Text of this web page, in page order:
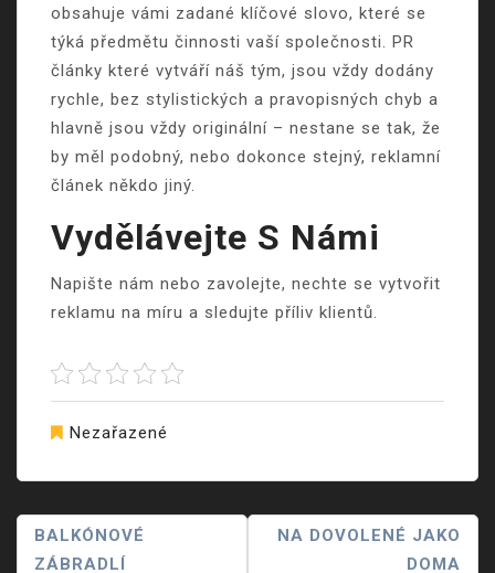
obsahuje vámi zadané klíčové slovo, které se
týká předmětu činnosti vaší společnosti. PR
články které vytváří náš tým, jsou vždy dodány
rychle, bez stylistických a pravopisných chyb a
hlavně jsou vždy originální – nestane se tak, že
by měl podobný, nebo dokonce stejný, reklamní
článek někdo jiný.
Vydělávejte S Námi
Napište nám nebo zavolejte, nechte se vytvořit
reklamu na míru a sledujte příliv klientů.
Nezařazené
Navigace
BALKÓNOVÉ
ZÁBRADLÍ
NA DOVOLENÉ JAKO
DOMA